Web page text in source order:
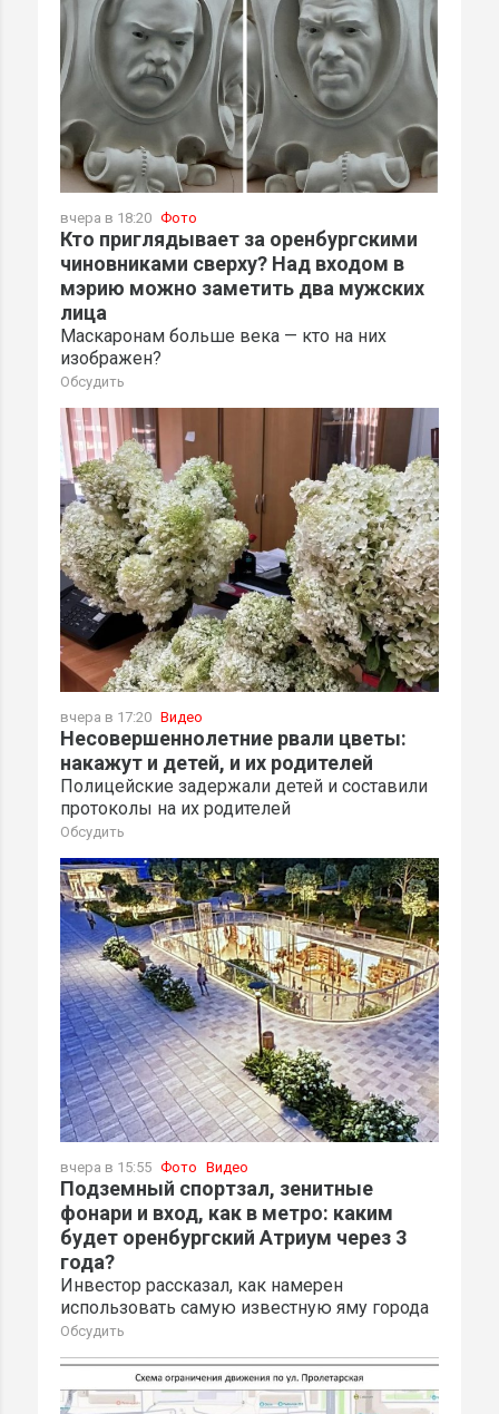
вчера в 18:20 Фото
Кто приглядывает за оренбургскими
чиновниками сверху? Над входом в
мэрию можно заметить два мужских
лица
Маскаронам больше века — кто на них
изображен?
Обсудить
вчера в 17:20 Видео
Несовершеннолетние рвали цветы:
накажут и детей, и их родителей
Полицейские задержали детей и составили
протоколы на их родителей
Обсудить
вчера в 15:55 Фото Видео
Подземный спортзал, зенитные
фонари и вход, как в метро: каким
будет оренбургский Атриум через 3
года?
Инвестор рассказал, как намерен
использовать самую известную яму города
Обсудить